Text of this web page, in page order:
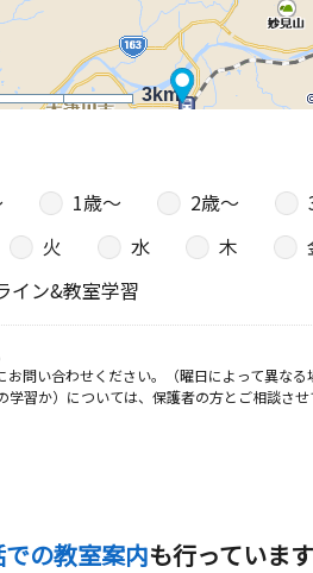
3km
1歳〜 2歳〜
火 水 木
イン&教室学習
問い合わせください。（曜日によって異なる
習か）については、保護者の方とご相談させ
の教室案内も行っています